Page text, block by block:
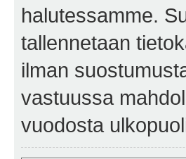
halutessamme.
tallennetaan
ilman
vastuussa
vuodosta